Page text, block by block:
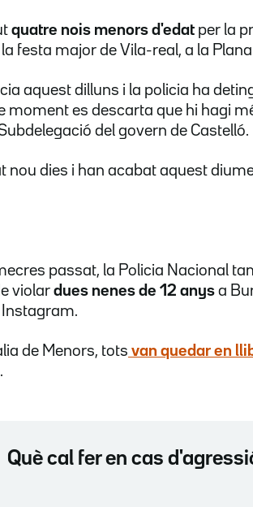
quatre nois menors d'edat per la
festa major de Vila-real, a la
aquest dilluns i la policia ha
moment es descarta que hi hagi
del govern de Castelló.
nou dies i han acabat aquest
passat, la Policia Nacional
violar dues nenes de 12 anys a
de Menors, tots van quedar en
Què cal fer en cas